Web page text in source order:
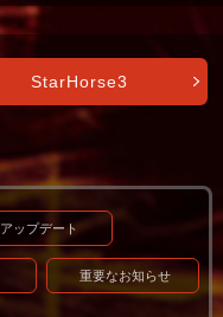
StarHorse3
アップデート
重要なお知らせ